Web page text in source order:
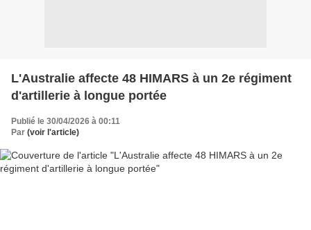
L'Australie affecte 48 HIMARS à un 2e régiment
d'artillerie à longue portée
Publié le 30/04/2026 à 00:11
Par (voir l'article)